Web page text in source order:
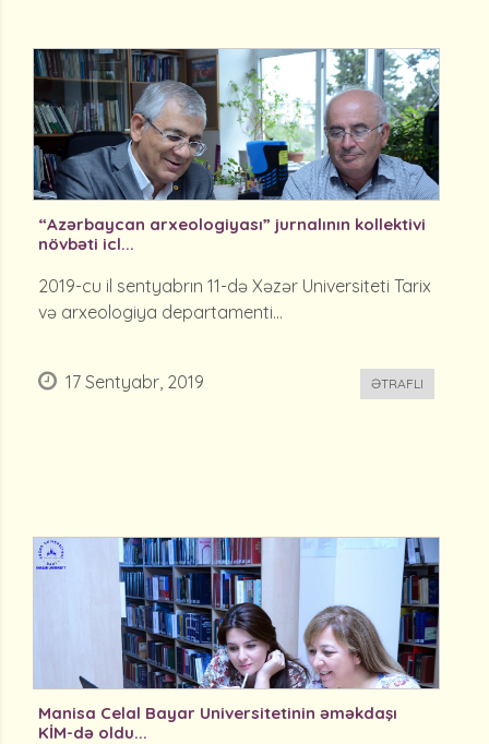
“Azərbaycan arxeologiyası” jurnalının kollektivi
növbəti icl...
2019-cu il sentyabrın 11-də Xəzər Universiteti Tarix
və arxeologiya departamenti...
17 Sentyabr, 2019 ƏTRAFLI
Manisa Celal Bayar Universitetinin əməkdaşı
KİM-də oldu...